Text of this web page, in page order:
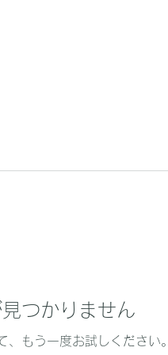
つかりません
、もう一度お試しください。